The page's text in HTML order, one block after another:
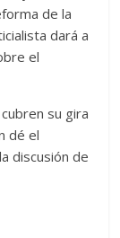
de la
dará a
el
su gira
dé el
discusión de